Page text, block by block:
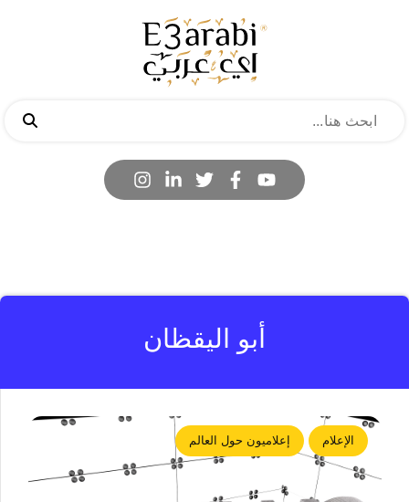
أبو اليقظان
الإعلام إعلاميون حول العالم